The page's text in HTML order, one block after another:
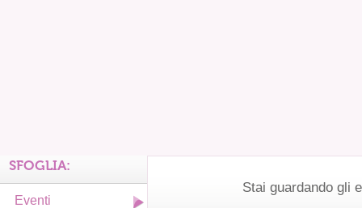
Stai guardando gli
SFOGLIA:
Eventi